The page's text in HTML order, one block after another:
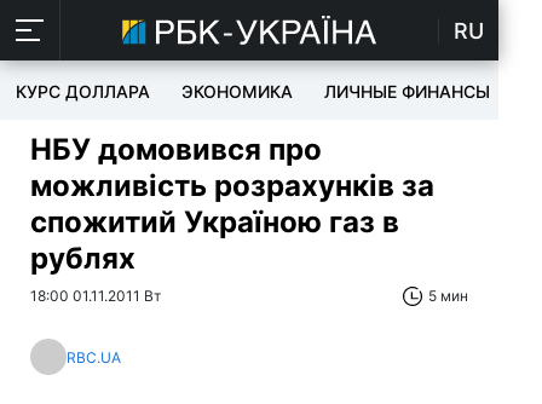
RU
КУРС ДОЛЛАРА ЭКОНОМИКА ЛИЧНЫЕ ФИНАНСЫ
НБУ домовився про
можливість розрахунків за
спожитий Україною газ в
рублях
18:00 01.11.2011 Вт 5 мин
RBC.UA